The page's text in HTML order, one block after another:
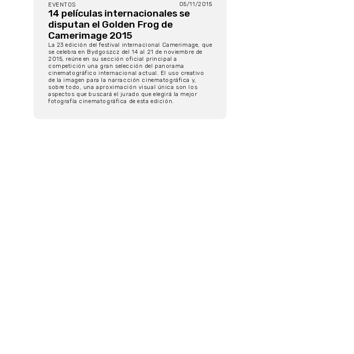
EVENTOS 05/11/2015
14 películas internacionales se
disputan el Golden Frog de
Camerimage 2015
La 23 edición del festival internacional Camerimage, que
se celebra en Bydgoszcz del 14 al 21 de noviembre de
2015, reúne en su sección oficial principal a
competición una gran selección del panorama
cinematográfico internacional actual. El uso creativo
de la imagen para la narracción cinematográfica y,
sobre todo, una aproximación visual única son los
aspectos que buscará el jurado que elegirá la mejor
fotografía cinematográfica de esta edición.